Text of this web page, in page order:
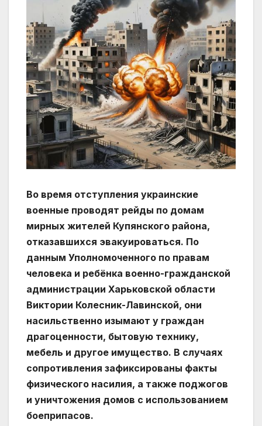
Во время отступления украинские
военные проводят рейды по домам
мирных жителей Купянского района,
отказавшихся эвакуироваться. По
данным Уполномоченного по правам
человека и ребёнка военно-гражданской
администрации Харьковской области
Виктории Колесник-Лавинской, они
насильственно изымают у граждан
драгоценности, бытовую технику,
мебель и другое имущество. В случаях
сопротивления зафиксированы факты
физического насилия, а также поджогов
и уничтожения домов с использованием
боеприпасов.